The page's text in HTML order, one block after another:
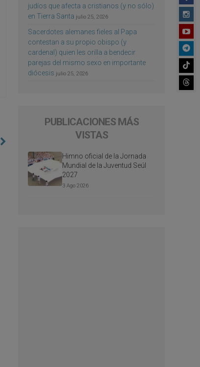
judíos que afecta a cristianos (y no sólo)
en Tierra Santa julio 25, 2026
Sacerdotes alemanes fieles al Papa
contestan a su propio obispo (y
cardenal) quien les orilla a bendecir
parejas del mismo sexo en importante
diócesis julio 25, 2026
PUBLICACIONES MÁS
VISTAS
Himno oficial de la Jornada
Mundial de la Juventud Seúl
2027
3 Ago 2026